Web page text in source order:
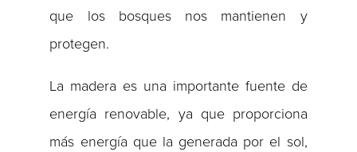
que los bosques nos mantienen y
protegen.
La madera es una importante fuente de
energía renovable, ya que proporciona
más energía que la generada por el sol,